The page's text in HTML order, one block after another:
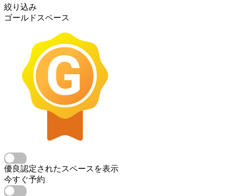
絞り込み
ゴールドスペース
優良認定されたスペースを表示
今すぐ予約